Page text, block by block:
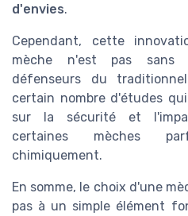
d'envies.
Cependant, cette
mèche n'est pas sans
défenseurs du
certain nombre d'études
sur la sécurité et
certaines mèches
chimiquement.
En somme, le choix d'une
pas à un simple élément